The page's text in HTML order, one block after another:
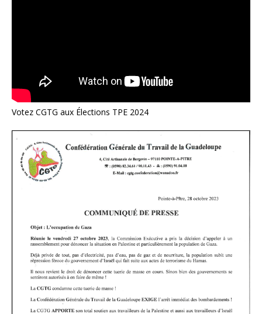
Votez CGTG aux Élections TPE 2024